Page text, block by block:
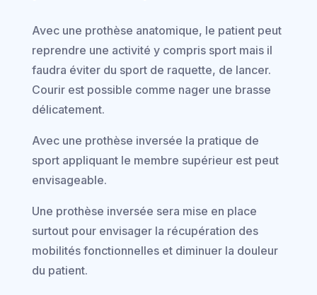
Avec une prothèse anatomique, le patient peut
reprendre une activité y compris sport mais il
faudra éviter du sport de raquette, de lancer.
Courir est possible comme nager une brasse
délicatement.
Avec une prothèse inversée la pratique de
sport appliquant le membre supérieur est peut
envisageable.
Une prothèse inversée sera mise en place
surtout pour envisager la récupération des
mobilités fonctionnelles et diminuer la douleur
du patient.